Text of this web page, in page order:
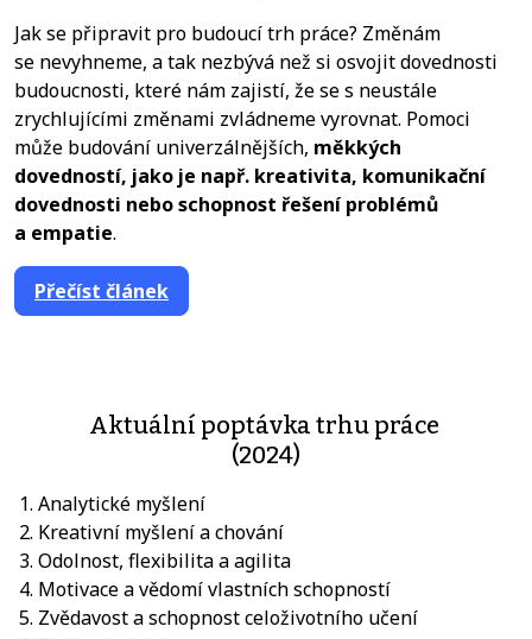
Jak se připravit pro budoucí trh práce? Změnám
se nevyhneme, a tak nezbývá než si osvojit dovednosti
budoucnosti, které nám zajistí, že se s neustále
zrychlujícími změnami zvládneme vyrovnat. Pomoci
může budování univerzálnějších, měkkých
dovedností, jako je např. kreativita, komunikační
dovednosti nebo schopnost řešení problémů
a empatie.
Přečíst článek
Aktuální poptávka trhu práce
(2024)
Analytické myšlení
Kreativní myšlení a chování
Odolnost, flexibilita a agilita
Motivace a vědomí vlastních schopností
Zvědavost a schopnost celoživotního učení